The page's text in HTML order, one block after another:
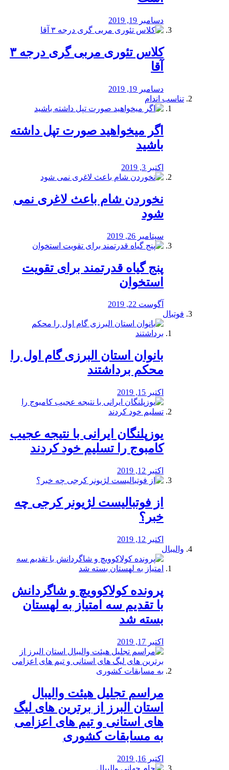
دسامبر 19, 2019
کلاس تئوری مربی گری درجه ۳
آقا
دسامبر 19, 2019
تناسب اندام
اگر میخواهید صورت تپل داشته
باشید
اکتبر 3, 2019
نخوردن شام باعث لاغری نمی
‌شود
سپتامبر 26, 2019
پنج گیاه قدرتمند برای تقویت
استخوان
آگوست 22, 2019
فوتبال
بانوان استان البرزی گام اول را
محكم برداشتند
اکتبر 15, 2019
یوزپلنگان ایرانی با نتیجه عجیب
کامبوج را تسلیم خود کردند
اکتبر 12, 2019
از فوتبالیست لژیونر کرجی چه
خبر؟
اکتبر 12, 2019
والیبال
پرونده کولاکوویچ و شاگردانش
با تقدیم سه امتیاز به لهستان
بسته شد
اکتبر 17, 2019
مراسم تجلیل هیئت والیبال
استان البرز از برترین های لیگ
های استانی و تیم های اعزامی
به مسابقات کشوری
اکتبر 16, 2019